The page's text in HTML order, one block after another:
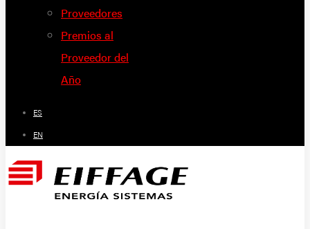
Proveedores
Premios al
Proveedor del
Año
ES
EN